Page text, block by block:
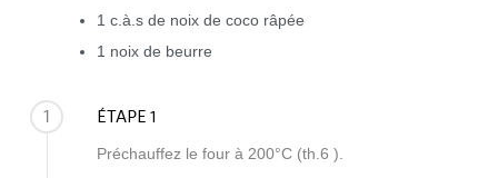
1 c.à.s de noix de coco râpée
1 noix de beurre
1 ÉTAPE 1
Préchauffez le four à 200°C (th.6 ).